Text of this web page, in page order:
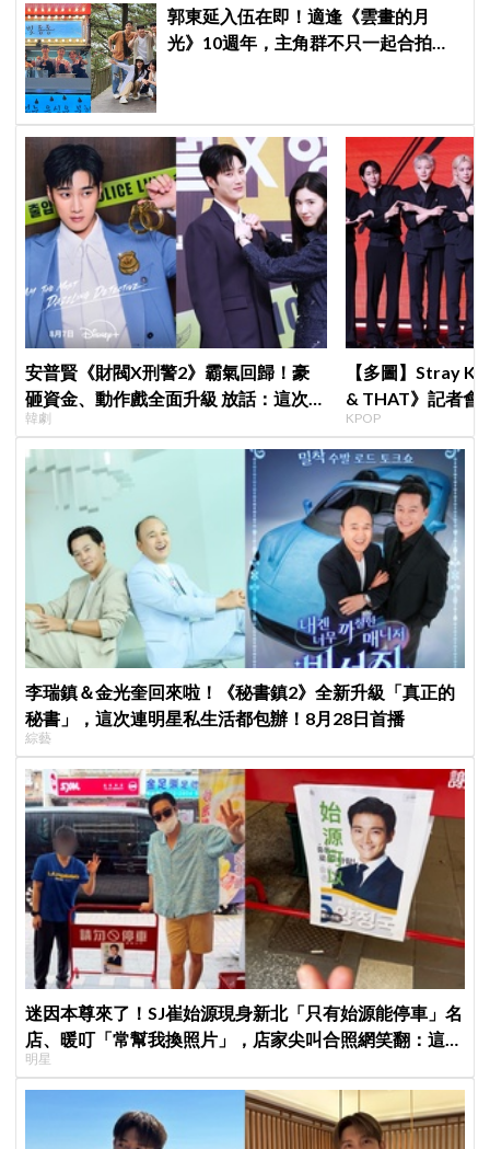
郭東延入伍在即！適逢《雲畫的月
光》10週年，主角群不只一起合拍畫
安普賢《財閥X刑警2》霸氣回歸！豪
砸資金、動作戲全面升級 放話：這次要
超越第一季
韓劇
【多圖】Stray
& THAT》記者會
滿自信，預告「
樂圈
KPOP
李瑞鎮＆金光奎回來啦！《秘書鎮2》全新升級「真正的
秘書」，這次連明星私生活都包辦！8月28日首播
綜藝
迷因本尊來了！SJ崔始源現身新北「只有始源能停車」名
店、暖叮「常幫我換照片」，店家尖叫合照網笑翻：這輩
子不能脫粉了
明星